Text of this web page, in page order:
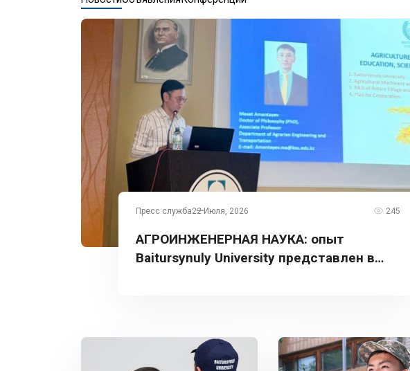
Пресс служба22 Июля, 2026 245
АГРОИНЖЕНЕРНАЯ НАУКА: опыт
Baitursynuly University представлен в